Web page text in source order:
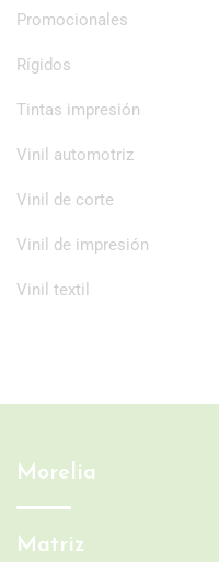
Promocionales
Rígidos
Tintas impresión
Vinil automotriz
Vinil de corte
Vinil de impresión
Vinil textil
Morelia
Matriz